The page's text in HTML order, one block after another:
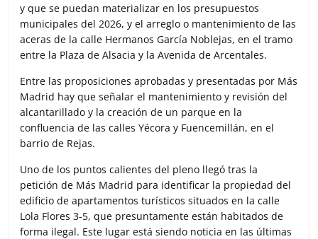
y que se puedan materializar en los presupuestos
municipales del 2026, y el arreglo o mantenimiento de las
aceras de la calle Hermanos García Noblejas, en el tramo
entre la Plaza de Alsacia y la Avenida de Arcentales.
Entre las proposiciones aprobadas y presentadas por Más
Madrid hay que señalar el mantenimiento y revisión del
alcantarillado y la creación de un parque en la
confluencia de las calles Yécora y Fuencemillán, en el
barrio de Rejas.
Uno de los puntos calientes del pleno llegó tras la
petición de Más Madrid para identificar la propiedad del
edificio de apartamentos turísticos situados en la calle
Lola Flores 3-5, que presuntamente están habitados de
forma ilegal. Este lugar está siendo noticia en las últimas